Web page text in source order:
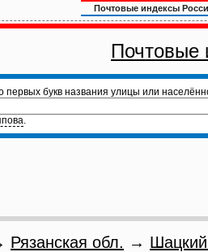
Почтовые индексы
Почтовые
первых букв названия улицы или
.
Рязанская обл. →